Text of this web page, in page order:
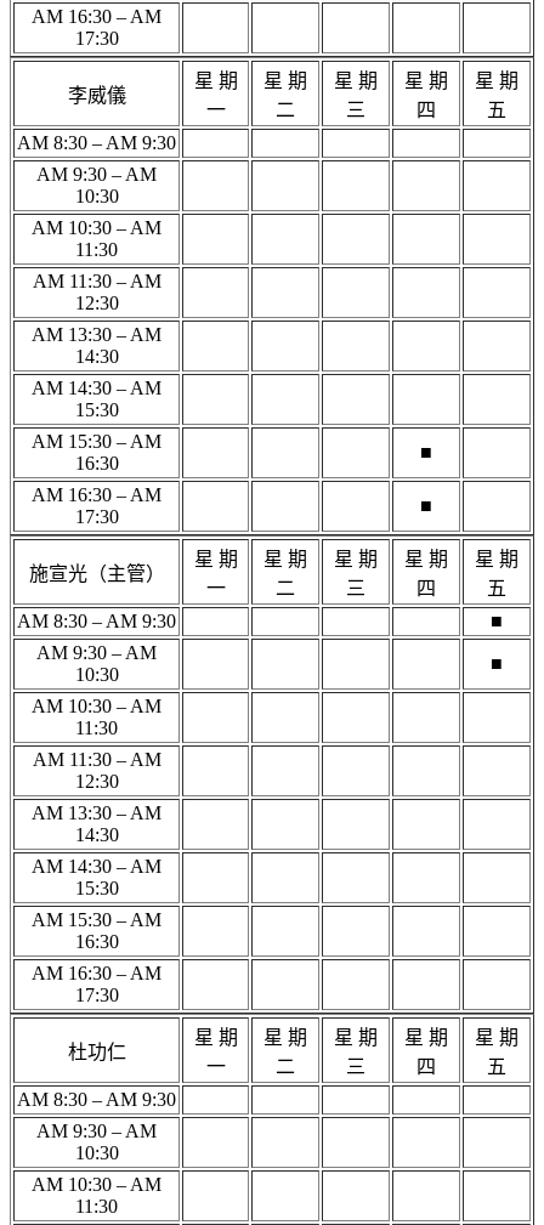
AM 16:30 – AM
17:30
李威儀
星 期
一
星 期
二
星 期
三
星 期
四
星 期
五
AM 8:30 – AM 9:30
AM 9:30 – AM
10:30
AM 10:30 – AM
11:30
AM 11:30 – AM
12:30
AM 13:30 – AM
14:30
AM 14:30 – AM
15:30
AM 15:30 – AM
16:30
■
AM 16:30 – AM
17:30
■
施宣光（主管）
星 期
一
星 期
二
星 期
三
星 期
四
星 期
五
AM 8:30 – AM 9:30
■
AM 9:30 – AM
10:30
■
AM 10:30 – AM
11:30
AM 11:30 – AM
12:30
AM 13:30 – AM
14:30
AM 14:30 – AM
15:30
AM 15:30 – AM
16:30
AM 16:30 – AM
17:30
杜功仁
星 期
一
星 期
二
星 期
三
星 期
四
星 期
五
AM 8:30 – AM 9:30
AM 9:30 – AM
10:30
AM 10:30 – AM
11:30